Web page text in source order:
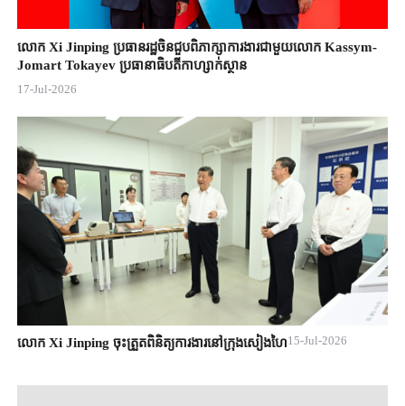
លោក Xi Jinping ប្រធានរដ្ឋចិន​ជួបពិភាក្សា​ការងារជាមួយ​លោក Kassym-
Jomart ​Tokayev ​ប្រធានាធិបតី​កាហ្សាក់ស្ថាន​
17-Jul-2026
លោក Xi Jinping ចុះត្រួតពិនិត្យការងារនៅក្រុងសៀងហៃ15-Jul-2026